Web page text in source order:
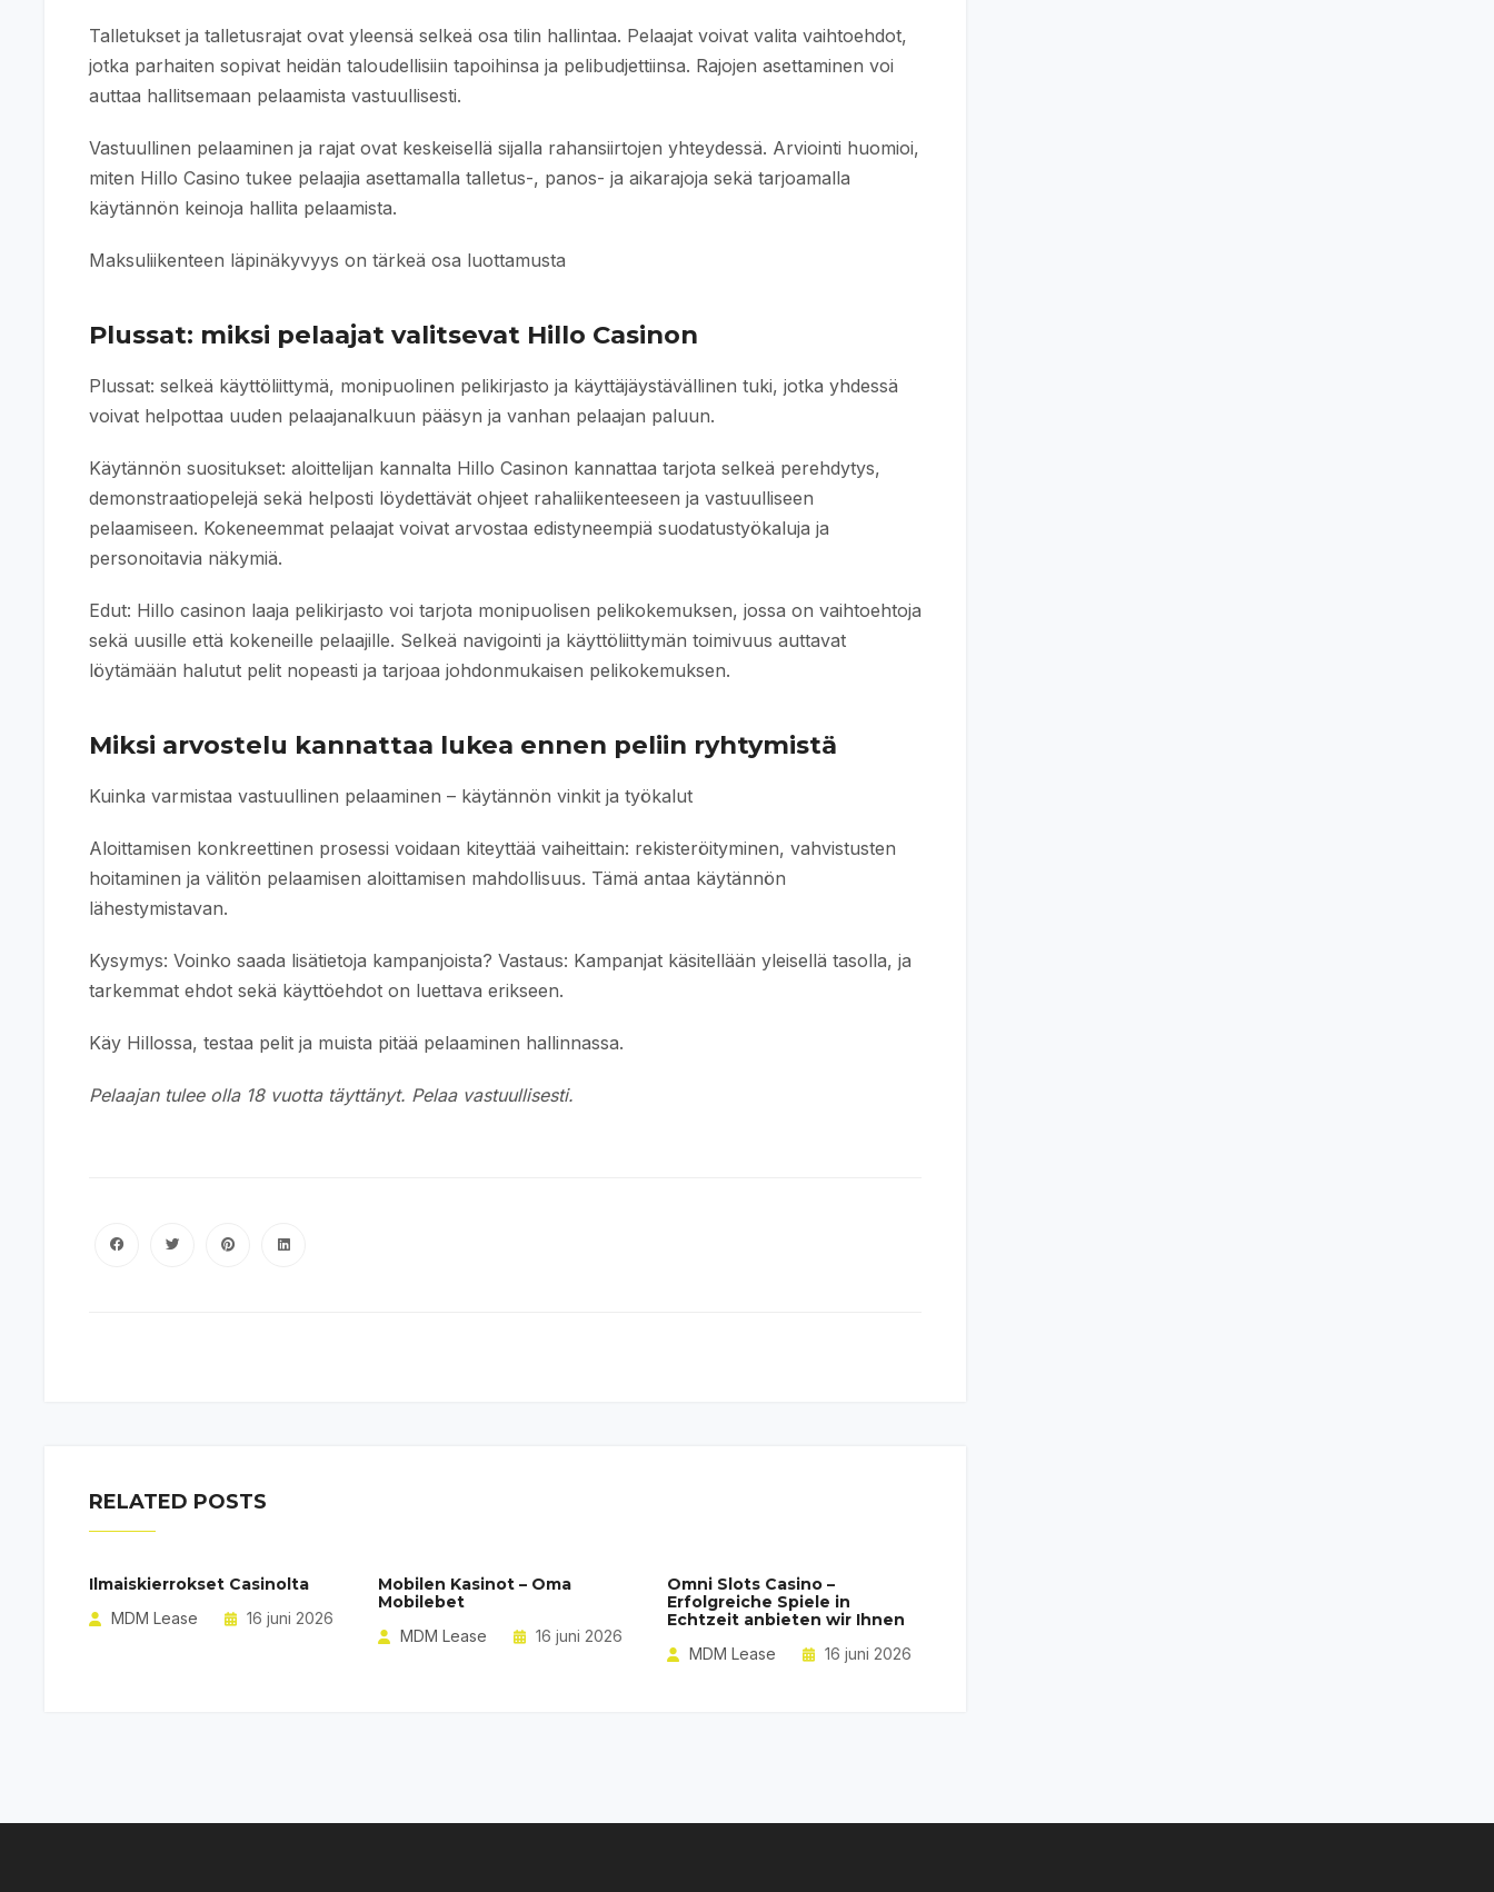
Talletukset ja talletusrajat ovat yleensä selkeä osa tilin hallintaa. Pelaajat voivat valita vaihtoehdot,
jotka parhaiten sopivat heidän taloudellisiin tapoihinsa ja pelibudjettiinsa. Rajojen asettaminen voi
auttaa hallitsemaan pelaamista vastuullisesti.
Vastuullinen pelaaminen ja rajat ovat keskeisellä sijalla rahansiirtojen yhteydessä. Arviointi huomioi,
miten Hillo Casino tukee pelaajia asettamalla talletus-, panos- ja aikarajoja sekä tarjoamalla
käytännön keinoja hallita pelaamista.
Maksuliikenteen läpinäkyvyys on tärkeä osa luottamusta
Plussat: miksi pelaajat valitsevat Hillo Casinon
Plussat: selkeä käyttöliittymä, monipuolinen pelikirjasto ja käyttäjäystävällinen tuki, jotka yhdessä
voivat helpottaa uuden pelaajanalkuun pääsyn ja vanhan pelaajan paluun.
Käytännön suositukset: aloittelijan kannalta Hillo Casinon kannattaa tarjota selkeä perehdytys,
demonstraatiopelejä sekä helposti löydettävät ohjeet rahaliikenteeseen ja vastuulliseen
pelaamiseen. Kokeneemmat pelaajat voivat arvostaa edistyneempiä suodatustyökaluja ja
personoitavia näkymiä.
Edut: Hillo casinon laaja pelikirjasto voi tarjota monipuolisen pelikokemuksen, jossa on vaihtoehtoja
sekä uusille että kokeneille pelaajille. Selkeä navigointi ja käyttöliittymän toimivuus auttavat
löytämään halutut pelit nopeasti ja tarjoaa johdonmukaisen pelikokemuksen.
Miksi arvostelu kannattaa lukea ennen peliin ryhtymistä
Kuinka varmistaa vastuullinen pelaaminen – käytännön vinkit ja työkalut
Aloittamisen konkreettinen prosessi voidaan kiteyttää vaiheittain: rekisteröityminen, vahvistusten
hoitaminen ja välitön pelaamisen aloittamisen mahdollisuus. Tämä antaa käytännön
lähestymistavan.
Kysymys: Voinko saada lisätietoja kampanjoista? Vastaus: Kampanjat käsitellään yleisellä tasolla, ja
tarkemmat ehdot sekä käyttöehdot on luettava erikseen.
Käy Hillossa, testaa pelit ja muista pitää pelaaminen hallinnassa.
Pelaajan tulee olla 18 vuotta täyttänyt. Pelaa vastuullisesti.
RELATED POSTS
Ilmaiskierrokset Casinolta
MDM Lease 16 juni 2026
Mobilen Kasinot – Oma
Mobilebet
MDM Lease 16 juni 2026
Omni Slots Casino –
Erfolgreiche Spiele in
Echtzeit anbieten wir Ihnen
MDM Lease 16 juni 2026